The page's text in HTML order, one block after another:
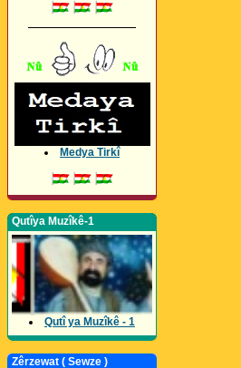
Medya Tirkî
Qutîya Muzîkê-1
Qutî ya Muzîkê - 1
Zêrzewat ( Sewze )